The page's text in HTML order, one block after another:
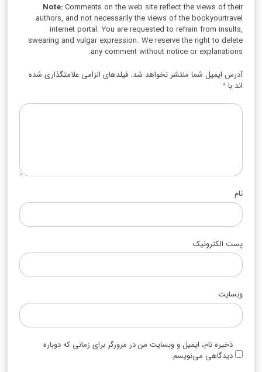
Note:Comments on the web site reflect the views of their
authors, and not necessarily the views of the bookyourtravel
internet portal. You are requested to refrain from insults,
swearing and vulgar expression. We reserve the right to delete
any comment without notice or explanations.
آدرس ایمیل شما منتشر نخواهد شد. فیلدهای الزامی علامتگذاری شده
اند با*
نام
پست الکترونیک
وبسایت
ذخیره نام، ایمیل و وبسایت من در مرورگر برای زمانی که دوباره
دیدگاهی می‌نویسم.